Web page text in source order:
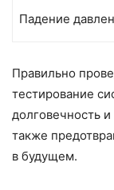
Падение
Правильно
тестирование
долговечность
также
в будущем.